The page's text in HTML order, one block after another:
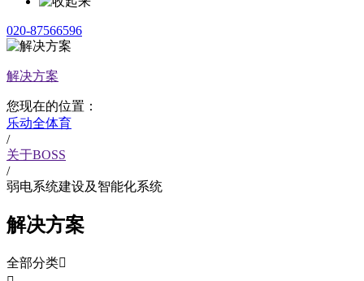
020-87566596
解决方案
您现在的位置：
乐动全体育
/
关于BOSS
/
弱电系统建设及智能化系统
解决方案
全部分类